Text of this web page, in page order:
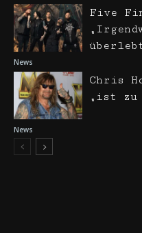
News
Five
News
Chris
„ist zu